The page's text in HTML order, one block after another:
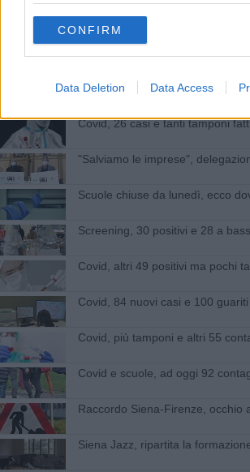
CONFIRM
Data Deletion Data Access
Il Covid frena a Siena e in
Covid, 37 contagiati e 29 guariti
Covid, 26 casi e tanti tamponi
"Salviamo le imprese",
Scuole chiuse da lunedì, ecco
Screening, 30 positivi e 28 a
Covid, altri 49 positivi ma pochi
Covid, 84 nuovi casi e 100 guariti
Covid, più tamponi e altri 55
Covid e scuole, ad oggi 92
Raccordo Siena-Firenze, occhio
Siena Jazz, ripartita la